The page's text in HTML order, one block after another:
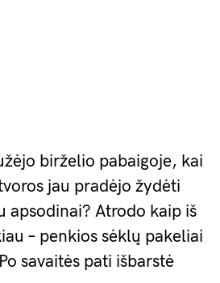
birželio pabaigoje, kai
jau pradėjo žydėti
apsodinai? Atrodo kaip iš
– penkios sėklų pakeliai
savaitės pati išbarstė